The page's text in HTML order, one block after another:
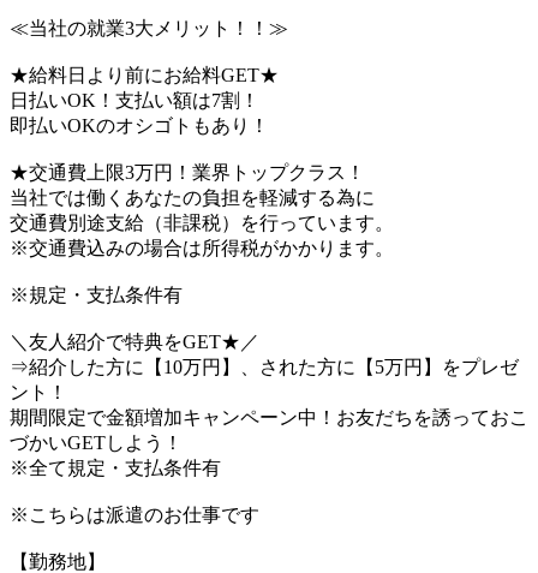
≪当社の就業3大メリット！！≫
★給料日より前にお給料GET★
日払いOK！支払い額は7割！
即払いOKのオシゴトもあり！
★交通費上限3万円！業界トップクラス！
当社では働くあなたの負担を軽減する為に
交通費別途支給（非課税）を行っています。
※交通費込みの場合は所得税がかかります。
※規定・支払条件有
＼友人紹介で特典をGET★／
⇒紹介した方に【10万円】、された方に【5万円】をプレゼ
ント！
期間限定で金額増加キャンペーン中！お友だちを誘っておこ
づかいGETしよう！
※全て規定・支払条件有
※こちらは派遣のお仕事です
【勤務地】